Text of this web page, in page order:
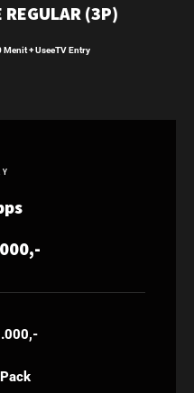
REGULAR (3P)
+ UseeTV Entry